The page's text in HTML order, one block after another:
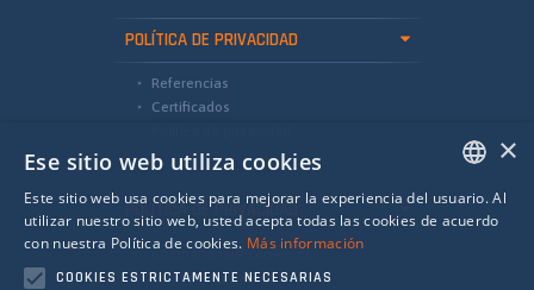
POLÍTICA DE PRIVACIDAD
Referencias
Certificados
POLÍTICA DE PRIVACIDAD
international@camea.cz
camea@camea.cz
ENGLISH
×
Ese sitio web utiliza cookies
Este sitio web usa cookies para mejorar la experiencia del usuario. Al
utilizar nuestro sitio web, usted acepta todas las cookies de acuerdo
con nuestra Política de cookies. Más información
COOKIES ESTRICTAMENTE NECESARIAS